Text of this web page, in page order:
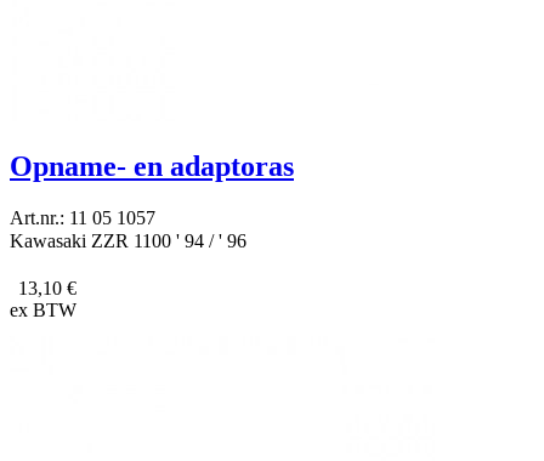
Opname- en adaptoras
Art.nr.: 11 05 1057
Kawasaki ZZR 1100 ' 94 / ' 96
13,10 €
ex BTW